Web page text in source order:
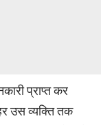
प्राप्त कर
उस व्यक्ति तक